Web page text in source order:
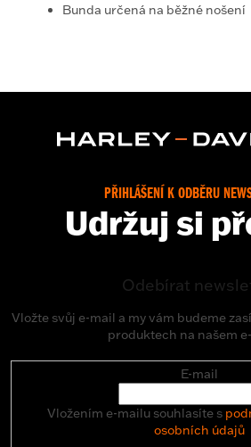
Bunda určená na běžné nošení
PŘIHLÁŠENÍ K ODBĚRU
Udržuj si
Odebírat
Vložte svůj e-mail a my vám budeme
produktech na našem
E-mail
Vložením e-mailu souhlasíte s
osobních údajů